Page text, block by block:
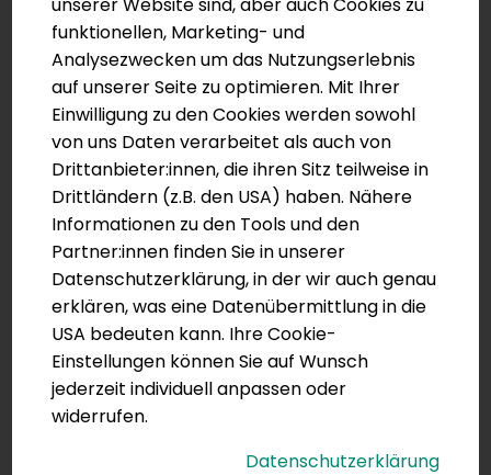
Zu den folgende Themen finden Sie
Detailinformationen im
Gründungshandbuch:
Rechtsformen einer
Primärversorgungseinheit(Seite 74-85)
Verträge einer
Primärversorgungseinheit(Seite 86)
Mögliche Arbeitsverhältnisse(Seite 87-90)
Datenschutz im Zusammenhang mit einer
Primärversorgungseinheit(Seite 91-96)
Berufsrechtliche
Zusatzinformationen
funktionellen, Marketing- und
Analysezwecken um das Nutzungserlebnis
auf unserer Seite zu optimieren. Mit Ihrer
Einwilligung zu den Cookies werden sowohl
von uns Daten verarbeitet als auch von
Drittanbieter:innen, die ihren Sitz teilweise in
Drittländern (z.B. den USA) haben. Nähere
Informationen zu den Tools und den
Partner:innen finden Sie in unserer
Datenschutzerklärung, in der wir auch genau
erklären, was eine Datenübermittlung in die
USA bedeuten kann. Ihre Cookie-
Einstellungen können Sie auf Wunsch
jederzeit individuell anpassen oder
widerrufen.
Datenschutzerklärung